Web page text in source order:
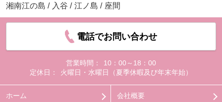
湘南江の島 / 入谷 / 江ノ島 / 座間
電話でお問い合わせ
営業時間：
10：00～18：00
定休日：
火曜日・水曜日（夏季休暇及び年末年始）
ホーム 会社概要